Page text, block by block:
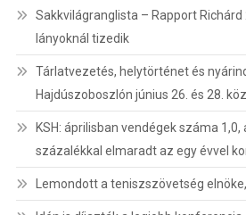
Sakkvilágranglista – Rapport Richárd
lányoknál tizedik
Tárlatvezetés, helytörténet és
Hajdúszoboszlón június 26. és 28.
KSH: áprilisban vendégek száma
százalékkal elmaradt az egy évvel
Lemondott a teniszszövetség